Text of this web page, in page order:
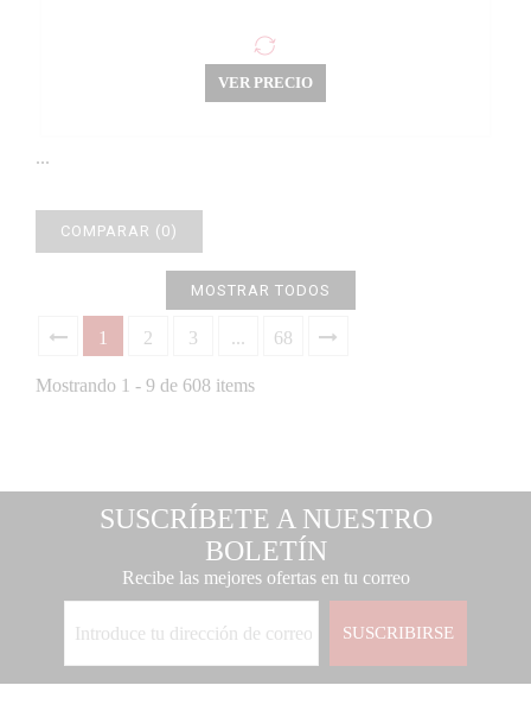
VER PRECIO
...
COMPARAR (0)
MOSTRAR TODOS
1 2 3 ... 68
Mostrando 1 - 9 de 608 items
SUSCRÍBETE A NUESTRO
BOLETÍN
Recibe las mejores ofertas en tu correo
SUSCRIBIRSE